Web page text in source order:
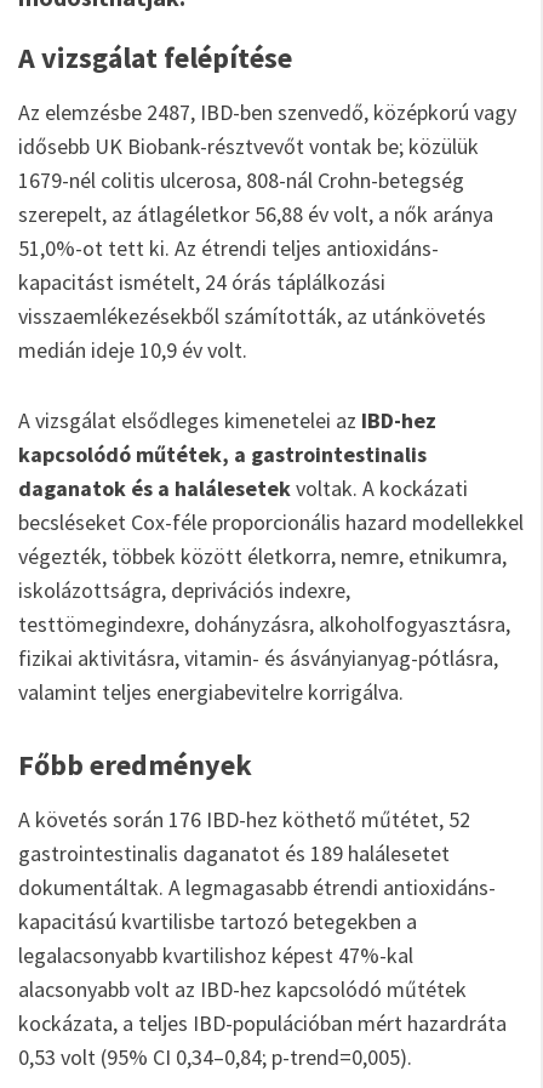
A vizsgálat felépítése
Az elemzésbe 2487, IBD-ben szenvedő, középkorú vagy
idősebb UK Biobank-résztvevőt vontak be; közülük
1679-nél colitis ulcerosa, 808-nál Crohn-betegség
szerepelt, az átlagéletkor 56,88 év volt, a nők aránya
51,0%-ot tett ki. Az étrendi teljes antioxidáns-
kapacitást ismételt, 24 órás táplálkozási
visszaemlékezésekből számították, az utánkövetés
medián ideje 10,9 év volt.
A vizsgálat elsődleges kimenetelei az IBD-hez
kapcsolódó műtétek, a gastrointestinalis
daganatok és a halálesetekvoltak. A kockázati
becsléseket Cox-féle proporcionális hazard modellekkel
végezték, többek között életkorra, nemre, etnikumra,
iskolázottságra, deprivációs indexre,
testtömegindexre, dohányzásra, alkoholfogyasztásra,
fizikai aktivitásra, vitamin- és ásványianyag-pótlásra,
valamint teljes energiabevitelre korrigálva.
Főbb eredmények
A követés során 176 IBD-hez köthető műtétet, 52
gastrointestinalis daganatot és 189 halálesetet
dokumentáltak. A legmagasabb étrendi antioxidáns-
kapacitású kvartilisbe tartozó betegekben a
legalacsonyabb kvartilishoz képest 47%-kal
alacsonyabb volt az IBD-hez kapcsolódó műtétek
kockázata, a teljes IBD-populációban mért hazardráta
0,53 volt (95% CI 0,34–0,84; p-trend=0,005).